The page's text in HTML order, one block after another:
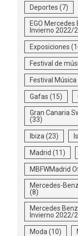
Deportes (7)
EGO
Invierno 2022/
Exposiciones
Festival de
Festival Música
Gafas (15)
Gran Canaria
(33)
Ibiza (23)
Madrid (11)
MBFWMadrid
Mercedes-
(8)
Mercedes
Invierno 2022/
Moda (10)